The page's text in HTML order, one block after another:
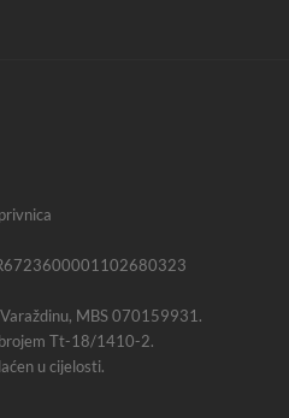
MBS 070159931.
Tt-18/1410-2.
u cijelosti.